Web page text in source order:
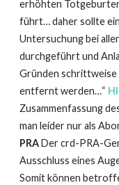
erhöhten
führt… daher sollte
Untersuchung bei
durchgeführt und
Gründen
entfernt werden…“
Zusammenfassung
man leider nur als
PRADer crd-PRA-
Ausschluss eines
Somit können